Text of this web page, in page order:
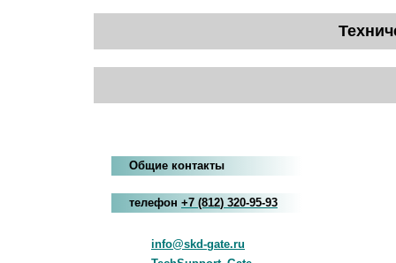
Общие контакты
телефон +7 (812) 320-95-93
info@skd-gate.ru